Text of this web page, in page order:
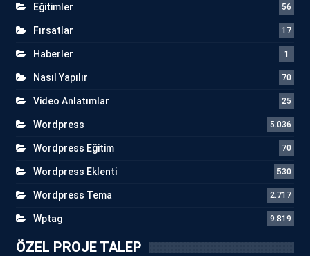
Eğitimler 56
Fırsatlar 17
Haberler 1
Nasıl Yapılır 70
Video Anlatımlar 25
Wordpress 5.036
Wordpress Eğitim 70
Wordpress Eklenti 530
Wordpress Tema 2.717
Wptag 9.819
ÖZEL PROJE TALEP